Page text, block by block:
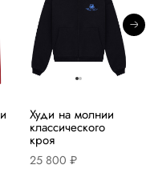
Худи на молнии
классического
кроя
25 800 ₽